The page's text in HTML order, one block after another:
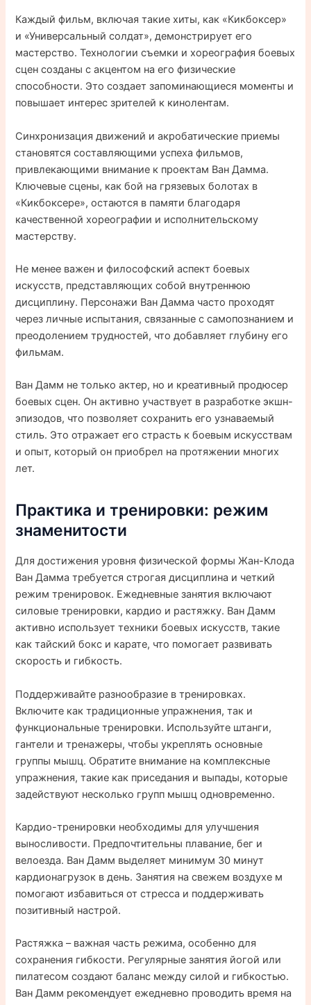
Каждый фильм, включая такие хиты, как «Кикбоксер»
и «Универсальный солдат», демонстрирует его
мастерство. Технологии съемки и хореография боевых
сцен созданы с акцентом на его физические
способности. Это создает запоминающиеся моменты и
повышает интерес зрителей к кинолентам.
Синхронизация движений и акробатические приемы
становятся составляющими успеха фильмов,
привлекающими внимание к проектам Ван Дамма.
Ключевые сцены, как бой на грязевых болотах в
«Кикбоксере», остаются в памяти благодаря
качественной хореографии и исполнительскому
мастерству.
Не менее важен и философский аспект боевых
искусств, представляющих собой внутреннюю
дисциплину. Персонажи Ван Дамма часто проходят
через личные испытания, связанные с самопознанием и
преодолением трудностей, что добавляет глубину его
фильмам.
Ван Дамм не только актер, но и креативный продюсер
боевых сцен. Он активно участвует в разработке экшн-
эпизодов, что позволяет сохранить его узнаваемый
стиль. Это отражает его страсть к боевым искусствам
и опыт, который он приобрел на протяжении многих
лет.
Практика и тренировки: режим
знаменитости
Для достижения уровня физической формы Жан-Клода
Ван Дамма требуется строгая дисциплина и четкий
режим тренировок. Ежедневные занятия включают
силовые тренировки, кардио и растяжку. Ван Дамм
активно использует техники боевых искусств, такие
как тайский бокс и карате, что помогает развивать
скорость и гибкость.
Поддерживайте разнообразие в тренировках.
Включите как традиционные упражнения, так и
функциональные тренировки. Используйте штанги,
гантели и тренажеры, чтобы укреплять основные
группы мышц. Обратите внимание на комплексные
упражнения, такие как приседания и выпады, которые
задействуют несколько групп мышц одновременно.
Кардио-тренировки необходимы для улучшения
выносливости. Предпочтительны плавание, бег и
велоезда. Ван Дамм выделяет минимум 30 минут
кардионагрузок в день. Занятия на свежем воздухе м
помогают избавиться от стресса и поддерживать
позитивный настрой.
Растяжка – важная часть режима, особенно для
сохранения гибкости. Регулярные занятия йогой или
пилатесом создают баланс между силой и гибкостью.
Ван Дамм рекомендует ежедневно проводить время на